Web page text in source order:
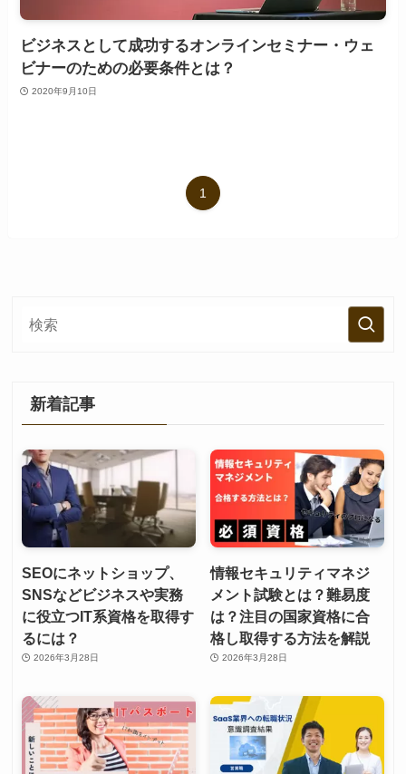
ビジネスとして成功するオンラインセミナー・ウェ
ビナーのための必要条件とは？
2020年9月10日
1
新着記事
SEOにネットショップ、
SNSなどビジネスや実務
に役立つIT系資格を取得す
るには？
2026年3月28日
情報セキュリティマネジ
メント試験とは？難易度
は？注目の国家資格に合
格し取得する方法を解説
2026年3月28日